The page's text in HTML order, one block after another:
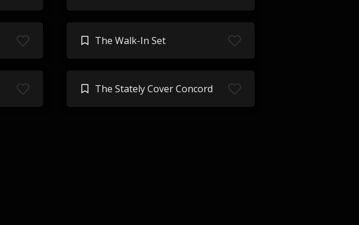
The Walk-In Set
The Stately Cover Concord